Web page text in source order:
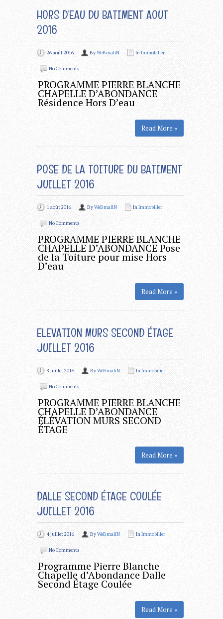
HORS D’EAU DU BATIMENT AOUT
2016
26 août 2016 ByWeBmaliN InImmobilier
No Comments
PROGRAMME PIERRE BLANCHE
CHAPELLE D’ABONDANCE
Résidence Hors D’eau
Read More »
POSE DE LA TOITURE DU BATIMENT
JUILLET 2016
1 août 2016 ByWeBmaliN InImmobilier
No Comments
PROGRAMME PIERRE BLANCHE
CHAPELLE D’ABONDANCE Pose
de la Toiture pour mise Hors
D’eau
Read More »
ELEVATION MURS SECOND ÉTAGE
JUILLET 2016
8 juillet 2016 ByWeBmaliN InImmobilier
No Comments
PROGRAMME PIERRE BLANCHE
CHAPELLE D’ABONDANCE
ÉLÉVATION MURS SECOND
ÉTAGE
Read More »
DALLE SECOND ÉTAGE COULÉE
JUILLET 2016
4 juillet 2016 ByWeBmaliN InImmobilier
No Comments
Programme Pierre Blanche
Chapelle d’Abondance Dalle
Second Étage Coulée
Read More »